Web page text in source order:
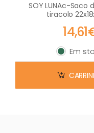
SOY LUNAc-Saco
tiracolo
Em stock
Em